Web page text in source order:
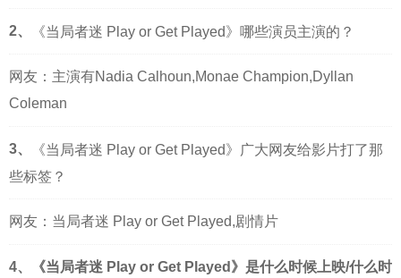
2、 《当局者迷 Play or Get Played》哪些演员主演的？
网友：主演有Nadia Calhoun,Monae Champion,Dyllan
Coleman
3、
《当局者迷 Play or Get Played》广大网友给影片打了那
些标签？
网友：当局者迷 Play or Get Played,剧情片
4、《当局者迷 Play or Get Played》是什么时候上映/什么时